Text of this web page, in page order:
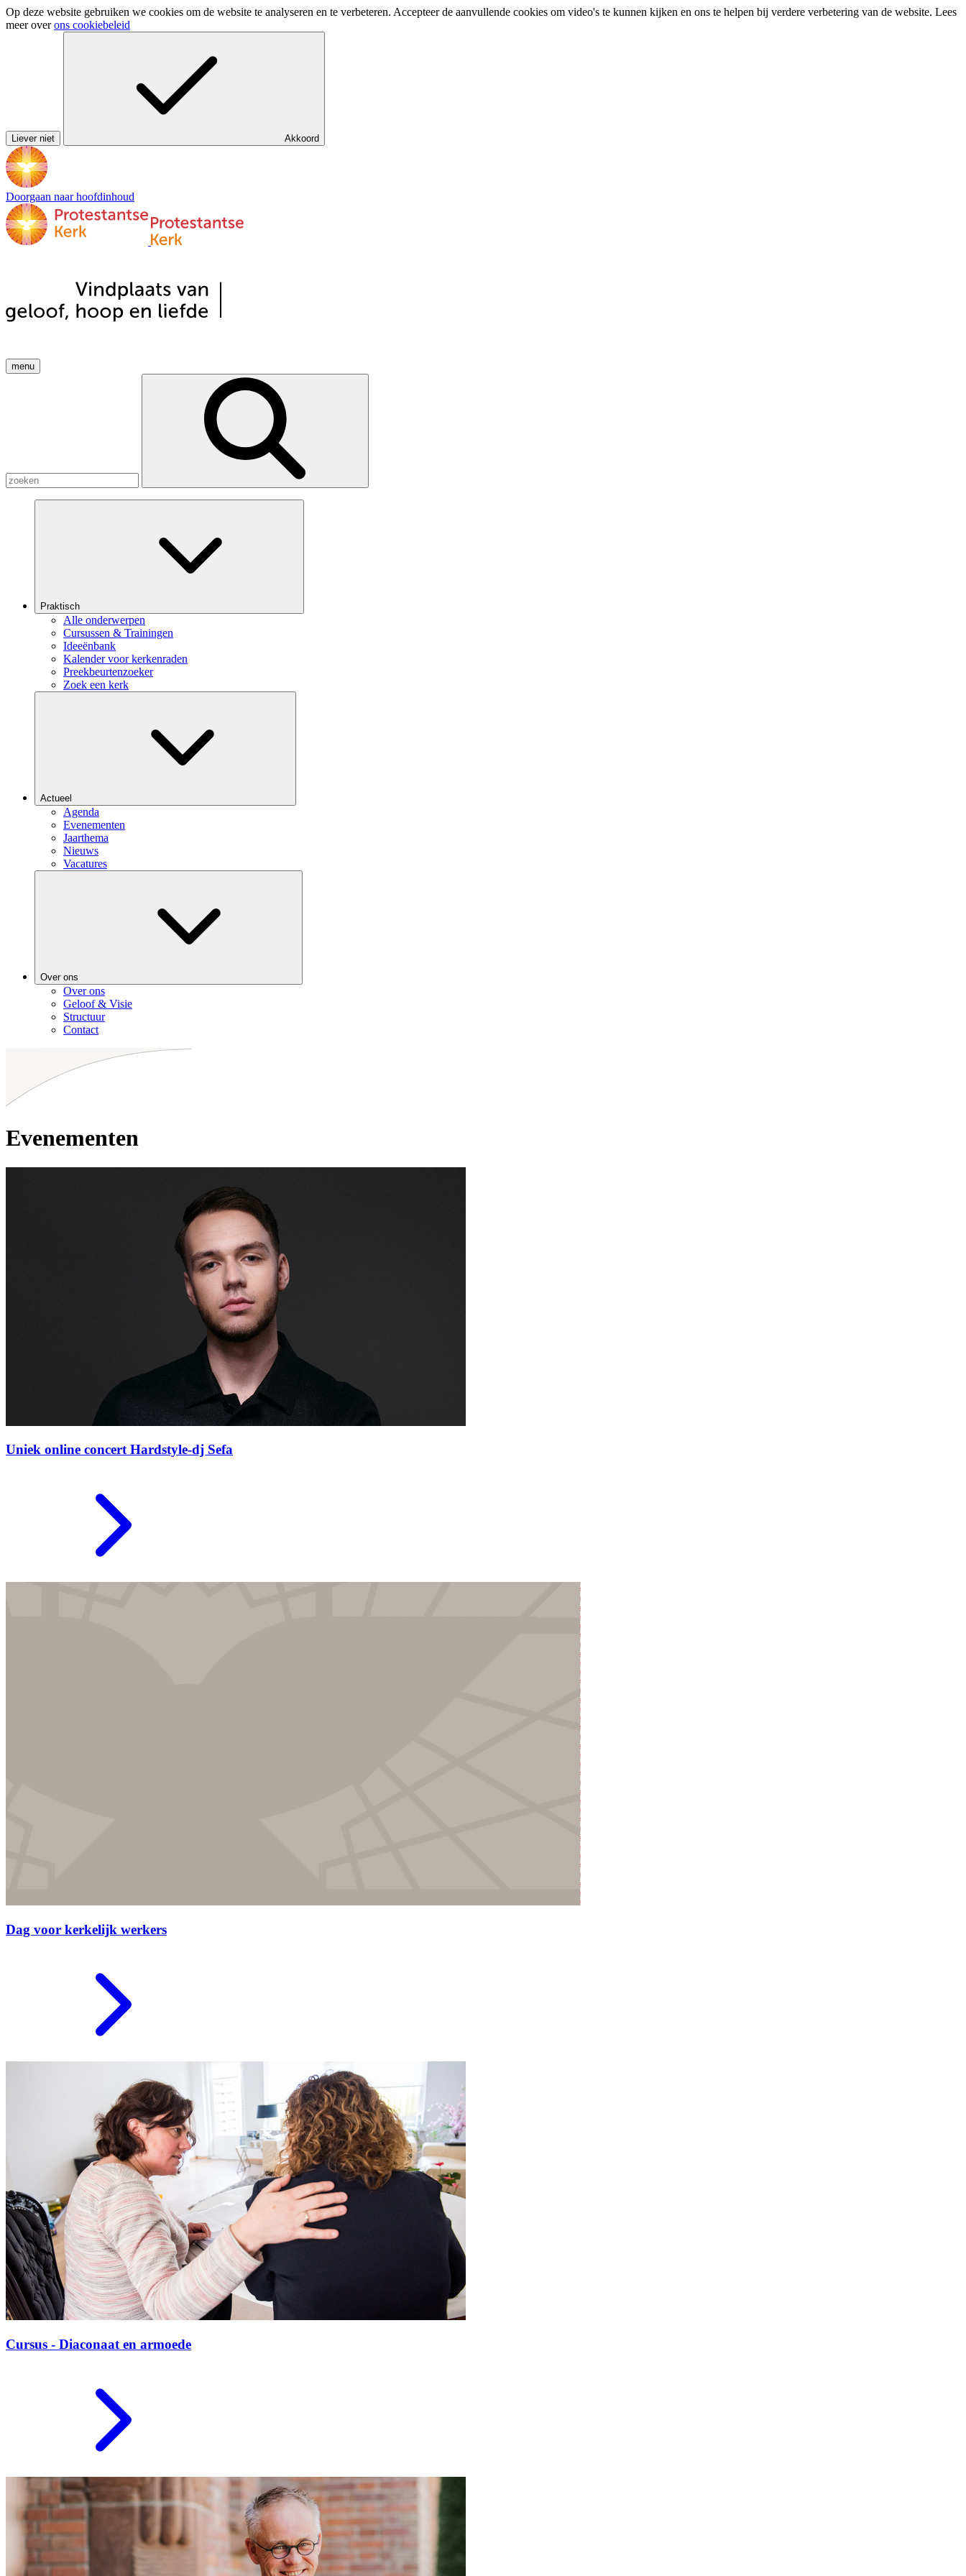
Op deze website gebruiken we cookies om de website te analyseren en te verbeteren. Accepteer de aanvullende cookies om video's te kunnen kijken en ons te helpen bij verdere verbetering van de website. Lees
meer overons cookiebeleid
Liever niet Akkoord
Doorgaan naar hoofdinhoud
menu
Praktisch
Alle onderwerpen
Cursussen & Trainingen
Ideeënbank
Kalender voor kerkenraden
Preekbeurtenzoeker
Zoek een kerk
Actueel
Agenda
Evenementen
Jaarthema
Nieuws
Vacatures
Over ons
Over ons
Geloof & Visie
Structuur
Contact
Evenementen
Uniek online concert Hardstyle-dj Sefa
Dag voor kerkelijk werkers
Cursus - Diaconaat en armoede